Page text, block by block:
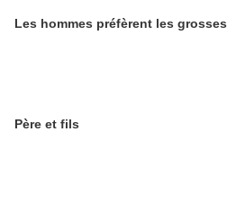
Les hommes préfèrent les grosses
Père et fils